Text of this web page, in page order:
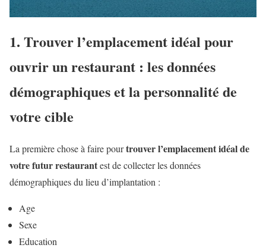
1. Trouver l’emplacement idéal pour
ouvrir un restaurant : les données
démographiques et la personnalité de
votre cible
La première chose à faire pourtrouver l’emplacement idéal de
votre futur restaurantest de collecter les données
démographiques du lieu d’implantation :
Age
Sexe
Education